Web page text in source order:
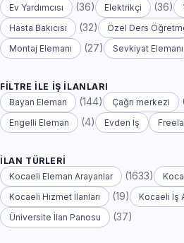
Ev Yardımcısı (36) Elektrikçi (36)
Hasta Bakıcısı (32) Özel Ders
Montaj Elemanı (27) Sevkiyat Elemanı
FILTRE ILE İŞ İLANLARI
Bayan Eleman
(144) Çağrı merkezi
Engelli Eleman (4) Evden İş
İLAN TÜRLERI
Kocaeli Eleman Arayanlar
(1633)
Kocaeli Hizmet İlanları (19) Kocaeli İş
Üniversite İlan Panosu (37)